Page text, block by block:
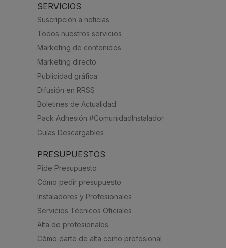
SERVICIOS
Suscripción a noticias
Todos nuestros servicios
Marketing de contenidos
Marketing directo
Publicidad gráfica
Difusión en RRSS
Boletines de Actualidad
Pack Adhesión #ComunidadInstalador
Guías Descargables
PRESUPUESTOS
Pide Presupuesto
Cómo pedir presupuesto
Instaladores y Profesionales
Servicios Técnicos Oficiales
Alta de profesionales
Cómo darte de alta como profesional